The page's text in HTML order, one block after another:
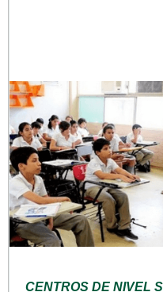
CENTROS DE NIVEL